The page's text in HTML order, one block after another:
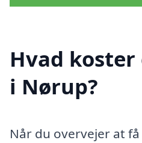
Hvad
i Nørup?
Når du overvejer at